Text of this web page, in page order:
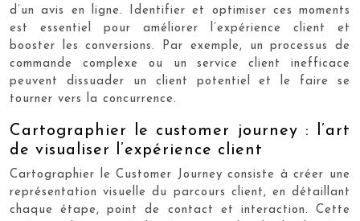
d’un avis en ligne. Identifier et optimiser ces moments
est essentiel pour améliorer l’expérience client et
booster les conversions. Par exemple, un processus de
commande complexe ou un service client inefficace
peuvent dissuader un client potentiel et le faire se
tourner vers la concurrence.
Cartographier le customer journey : l’art
de visualiser l’expérience client
Cartographier le Customer Journey consiste à créer une
représentation visuelle du parcours client, en détaillant
chaque étape, point de contact et interaction. Cette